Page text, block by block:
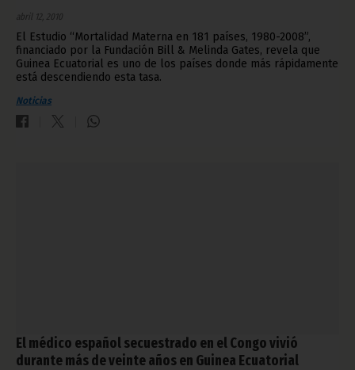
abril 12, 2010
El Estudio “Mortalidad Materna en 181 países, 1980-2008”,
financiado por la Fundación Bill & Melinda Gates, revela que
Guinea Ecuatorial es uno de los países donde más rápidamente
está descendiendo esta tasa.
Noticias
El médico español secuestrado en el Congo vivió
durante más de veinte años en Guinea Ecuatorial